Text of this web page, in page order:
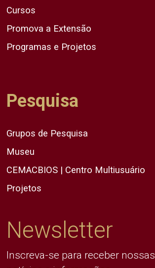
Cursos
Promova a Extensão
Programas e Projetos
Pesquisa
Grupos de Pesquisa
Museu
CEMACBIOS | Centro Multiusuário
Projetos
Newsletter
Inscreva-se para receber nossas